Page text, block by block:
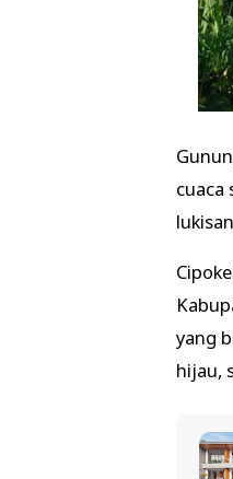
cuaca
yang
hijau,